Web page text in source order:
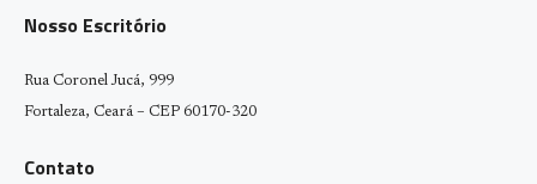
Nosso Escritório
Rua Coronel Jucá, 999
Fortaleza, Ceará – CEP 60170-320
Contato